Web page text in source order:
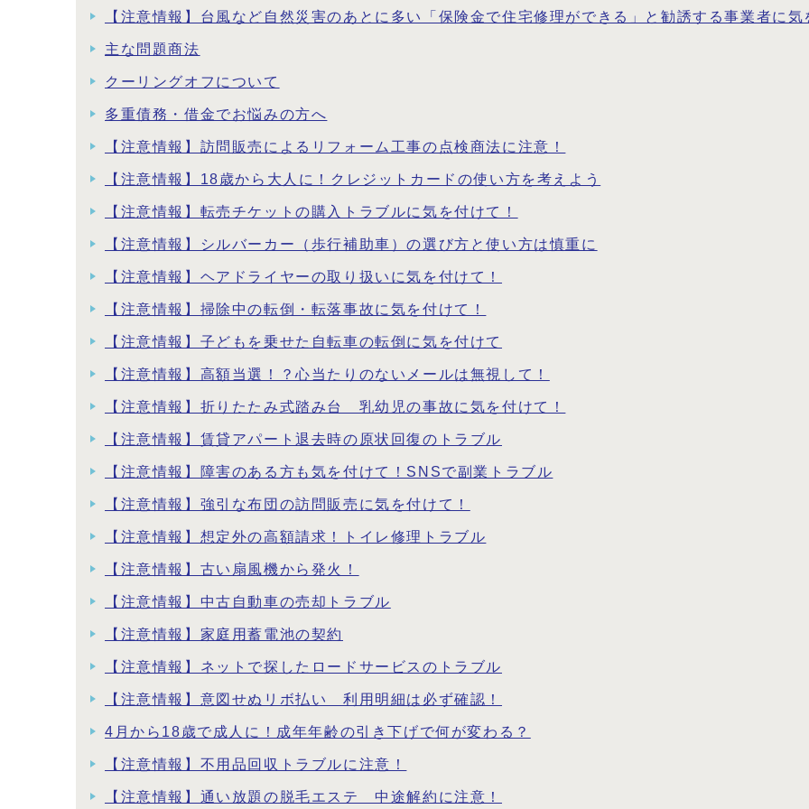
【注意情報】台風など自然災害のあとに多い「保険金で住宅修理ができる」と勧誘する事業者に気
主な問題商法
クーリングオフについて
多重債務・借金でお悩みの方へ
【注意情報】訪問販売によるリフォーム工事の点検商法に注意！
【注意情報】18歳から大人に！クレジットカードの使い方を考えよう
【注意情報】転売チケットの購入トラブルに気を付けて！
【注意情報】シルバーカー（歩行補助車）の選び方と使い方は慎重に
【注意情報】ヘアドライヤーの取り扱いに気を付けて！
【注意情報】掃除中の転倒・転落事故に気を付けて！
【注意情報】子どもを乗せた自転車の転倒に気を付けて
【注意情報】高額当選！？心当たりのないメールは無視して！
【注意情報】折りたたみ式踏み台 乳幼児の事故に気を付けて！
【注意情報】賃貸アパート退去時の原状回復のトラブル
【注意情報】障害のある方も気を付けて！SNSで副業トラブル
【注意情報】強引な布団の訪問販売に気を付けて！
【注意情報】想定外の高額請求！トイレ修理トラブル
【注意情報】古い扇風機から発火！
【注意情報】中古自動車の売却トラブル
【注意情報】家庭用蓄電池の契約
【注意情報】ネットで探したロードサービスのトラブル
【注意情報】意図せぬリボ払い 利用明細は必ず確認！
4月から18歳で成人に！成年年齢の引き下げで何が変わる？
【注意情報】不用品回収トラブルに注意！
【注意情報】通い放題の脱毛エステ 中途解約に注意！